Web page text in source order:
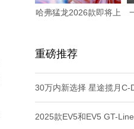
哈弗猛龙2026款即将上
重磅推荐
30万内新选择 星途揽月C-
2025款EV5和EV5 GT-